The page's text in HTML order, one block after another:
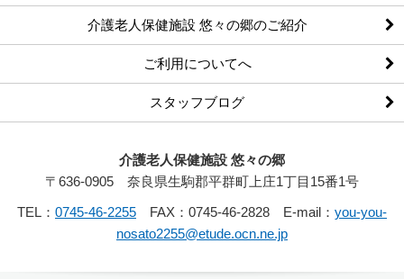
介護老人保健施設 悠々の郷のご紹介
ご利用についてへ
スタッフブログ
介護老人保健施設 悠々の郷
〒 636-0905 奈良県生駒郡平群町 上庄1丁目15番1号
TEL： 0745-46-2255 FAX： 0745-46-2828 E-mail： you-you-
nosato2255@etude.ocn.ne.jp